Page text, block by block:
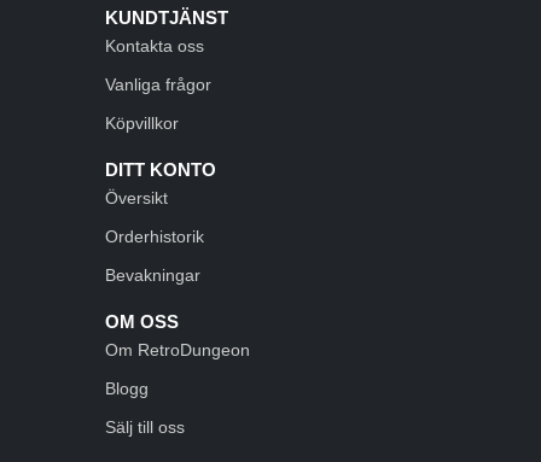
KUNDTJÄNST
Kontakta oss
Vanliga frågor
Köpvillkor
DITT KONTO
Översikt
Orderhistorik
Bevakningar
OM OSS
Om RetroDungeon
Blogg
Sälj till oss